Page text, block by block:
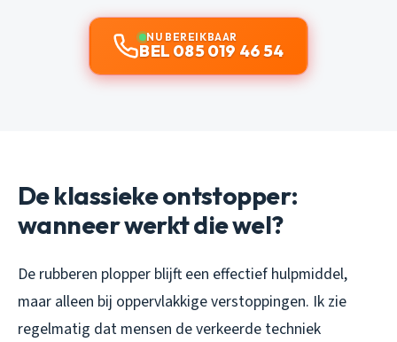
NU BEREIKBAAR
BEL 085 019 46 54
De klassieke ontstopper:
wanneer werkt die wel?
De rubberen plopper blijft een effectief hulpmiddel,
maar alleen bij oppervlakkige verstoppingen. Ik zie
regelmatig dat mensen de verkeerde techniek